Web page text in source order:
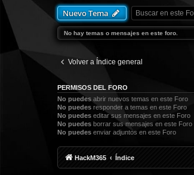
Nuevo Tema
No hay temas o mensajes en este foro.
Volver a Índice general
PERMISOS DEL FORO
No puedes abrir nuevos temas en este Foro
No puedes responder a temas en este Foro
No puedes editar sus mensajes en este Foro
No puedes borrar sus mensajes en este Foro
No puedes enviar adjuntos en este Foro
HackM365 Índice